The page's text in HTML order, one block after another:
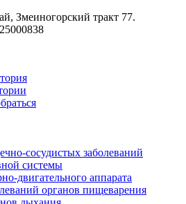
Змеиногорский тракт 77.
сосудистых заболеваний
системы
двигательного аппарата
органов пищеварения